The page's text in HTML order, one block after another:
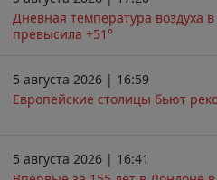
Дневная температура воздуха
превысила +51°
5 августа 2026 | 16:59
Европейские столицы бьют
5 августа 2026 | 16:41